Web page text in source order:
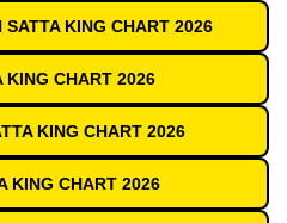
KING CHART 2026
KING CHART 2026
KING CHART 2026
KING CHART 2026